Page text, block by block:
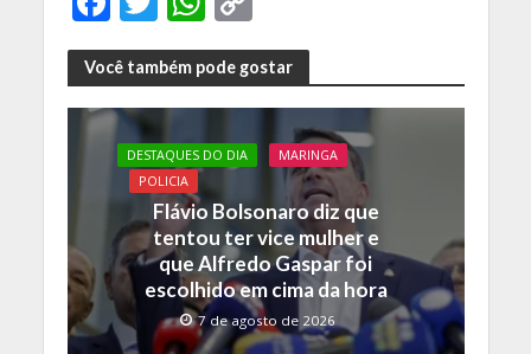
ac
e
b
o
o
k
w
itt
er
h
at
s
A
p
p
o
p
y
Li
k
Você também pode gostar
DESTAQUES DO DIA
MARINGA
POLICIA
Flávio Bolsonaro diz que
tentou ter vice mulher e
que Alfredo Gaspar foi
escolhido em cima da hora
7 de agosto de 2026